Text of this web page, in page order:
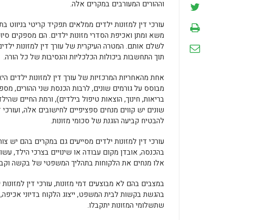
וההורים המעורבים במקרים אלה.
עורכי דין למזונות ילדים ממלאים תפקיד קריטי
משא ומתן ואכיפת הסדרי מזונות ילדים. הם מספקים
לשלם אותם. המטרה העיקרית של עורך דין למזונות
תוך התחשבות ביכולות הכלכליות והנסיבות של כל הורה.
אחת מהאחריות המרכזיות של עורך דין למזונות ילדים
מבוסס על גורמים שונים, לרבות הכנסת שני ההורים,
בריאות, חינוך, הוצאות טיפול בילדים), ורמת החיים
שונים יש קווים מנחים ספציפיים לחישובים אלה, ועורכי
להבטיח קביעה הוגנת של סכומי מזונות.
עורכי דין למזונות ילדים מסייעים גם במקרים בהם יש
בהכנסה, אובדן מקום עבודה או שינויים בצרכי הילד,
אלו מנחים את הלקוחות בתהליך המשפטי של בקשה
במצבים בהם לא מבוצעים דמי מזונות, עורכי דין
בהגשת בקשות לבית המשפט, ייצוג הלקוח בדיוני
שתשלומי המזונות יתקבלו.